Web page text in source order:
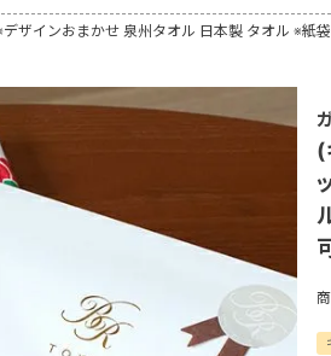
ザインおまかせ 泉州タオル 日本製 タオル ※紙
(